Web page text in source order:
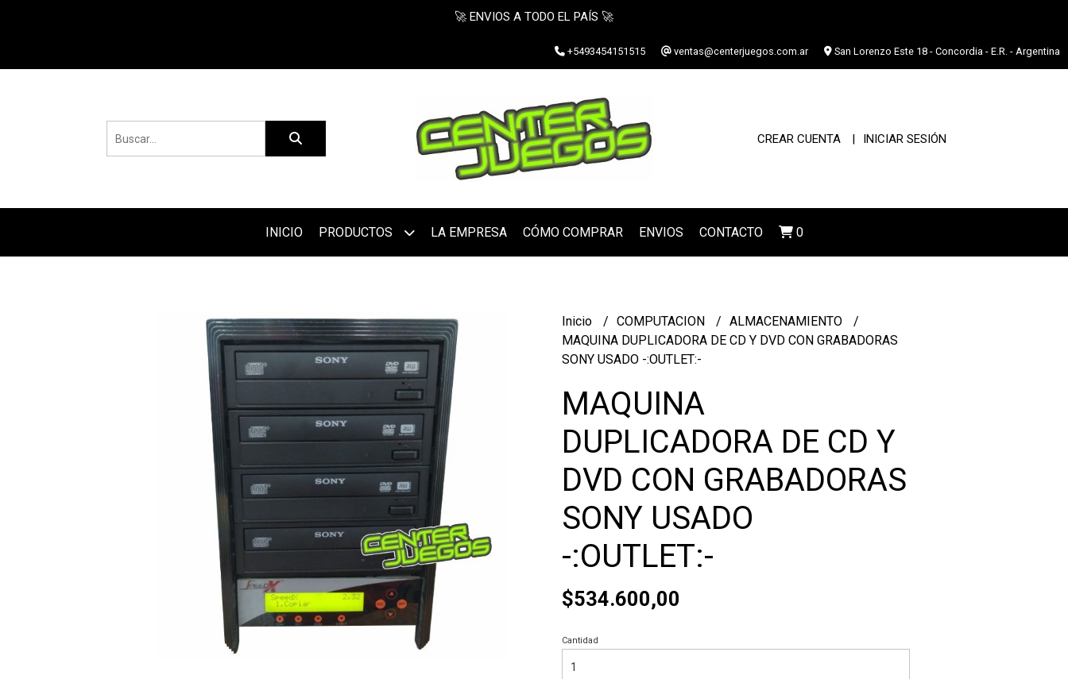
🚀 ENVIOS A TODO EL PAÍS 🚀
+5493454151515 ventas@centerjuegos.com.ar San Lorenzo Este 18 - Concordia - E.R. - Argentina
CREAR CUENTA INICIAR SESIÓN
INICIO PRODUCTOS LA EMPRESA CÓMO COMPRAR ENVIOS CONTACTO 0
Inicio COMPUTACION
ALMACENAMIENTO
MAQUINA DUPLICADORA DE CD Y DVD CON GRABADORAS
SONY USADO -:OUTLET:-
MAQUINA
DUPLICADORA DE CD Y
DVD CON GRABADORAS
SONY USADO
-:OUTLET:-
$534.600,00
Cantidad